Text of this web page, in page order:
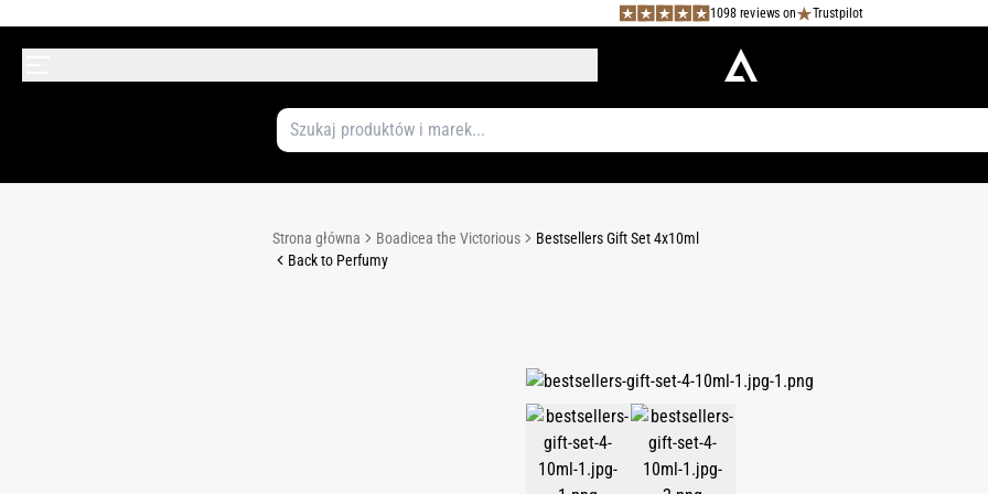
1098 reviews on Trustpilot
Strona główna Boadicea the Victorious
Bestsellers Gift Set 4x10ml
Back to Perfumy